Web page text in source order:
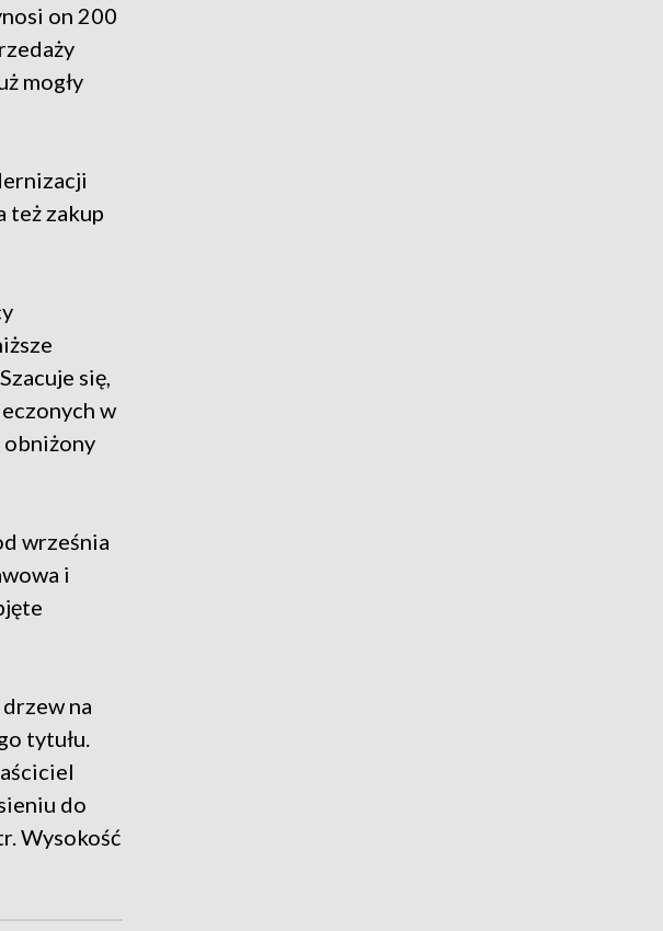
on 200
mogły
też zakup
się,
w
obniżony
września
i
na
tytułu.
do
Wysokość